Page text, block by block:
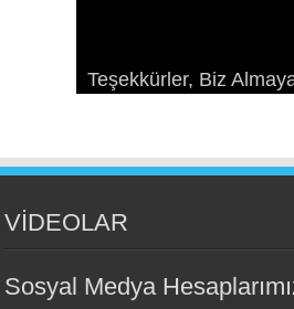
Teşekkürler, Biz
Kazandırmak
Devrimin Esasları ve
Konuşma
geleceğimiz*
VİDEOLAR
Sosyal Medya